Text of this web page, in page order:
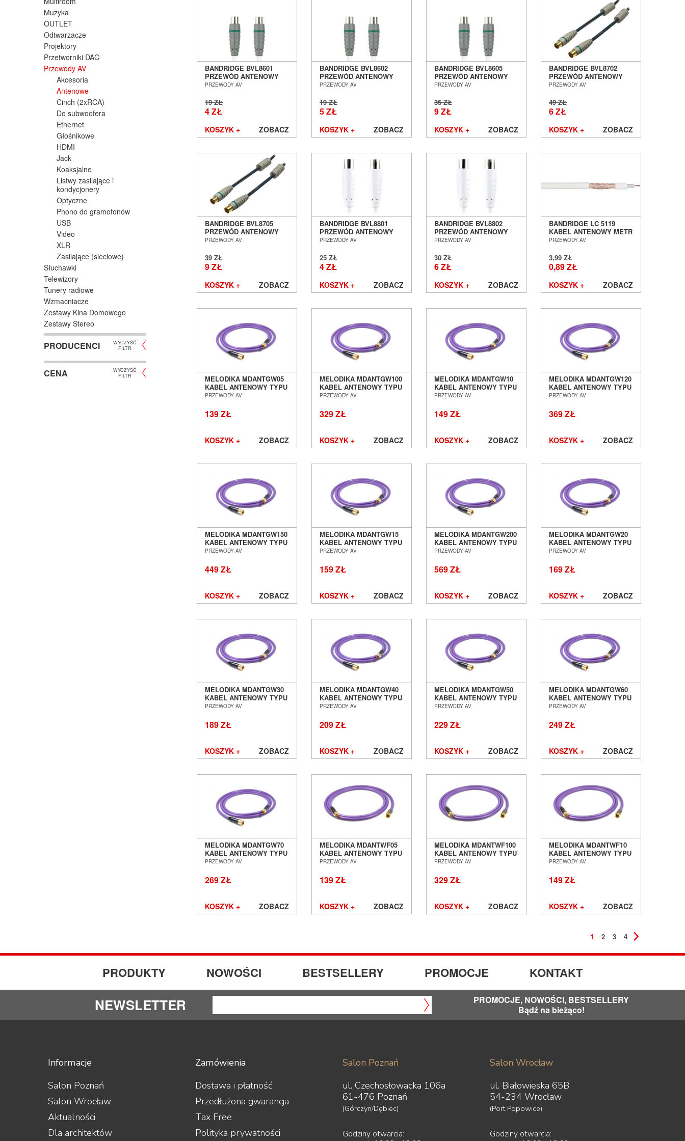
Muzyka
OUTLET
Odtwarzacze
Projektory
Przetworniki DAC
Przewody AV
Akcesoria
Antenowe
Cinch (2xRCA)
Do subwoofera
Ethernet
Głośnikowe
HDMI
Jack
Koaksjalne
Listwy zasilające i
kondycjonery
Optyczne
Phono do gramofonów
USB
Video
XLR
Zasilające (sieciowe)
Słuchawki
Telewizory
Tunery radiowe
Wzmacniacze
Zestawy Kina Domowego
Zestawy Stereo
PRODUCENCI
WYCZYŚĆ
FILTR
CENA
WYCZYŚĆ
FILTR
BANDRIDGE BVL8601
PRZEWÓD ANTENOWY
[COAX M - COAX F] - 1.0M
WROCŁAW
PRZEWODY AV
19 ZŁ
4 ZŁ
KOSZYK + ZOBACZ
BANDRIDGE BVL8602
PRZEWÓD ANTENOWY
[COAX M - COAX F] - 2.0M
WROCŁAW
PRZEWODY AV
19 ZŁ
5 ZŁ
KOSZYK + ZOBACZ
BANDRIDGE BVL8605
PRZEWÓD ANTENOWY
[COAX M - COAX F] - 5.0M
WROCŁAW
PRZEWODY AV
35 ZŁ
9 ZŁ
KOSZYK + ZOBACZ
BANDRIDGE BVL8702
PRZEWÓD ANTENOWY
[COAX M - COAX F] - 2.0M
WROCŁAW
PRZEWODY AV
49 ZŁ
6 ZŁ
KOSZYK + ZOBACZ
BANDRIDGE BVL8705
PRZEWÓD ANTENOWY
[COAX M - COAX F] - 5.0M
WROCŁAW
PRZEWODY AV
39 ZŁ
9 ZŁ
KOSZYK + ZOBACZ
BANDRIDGE BVL8801
PRZEWÓD ANTENOWY
[COAX M - COAX F] - 1.0M
WROCŁAW
PRZEWODY AV
25 ZŁ
4 ZŁ
KOSZYK + ZOBACZ
BANDRIDGE BVL8802
PRZEWÓD ANTENOWY
[COAX M - COAX F] - 2.0M
WROCŁAW
PRZEWODY AV
30 ZŁ
6 ZŁ
KOSZYK + ZOBACZ
BANDRIDGE LC 5119
KABEL ANTENOWY METR
BIEŻĄCY SALON POZNAŃ
PRZEWODY AV
3,99 ZŁ
0,89 ZŁ
KOSZYK + ZOBACZ
MELODIKA MDANTGW05
KABEL ANTENOWY TYPU
GNIAZDO IEC - WTYK IEC
WROCŁAW
PRZEWODY AV
139 ZŁ
KOSZYK + ZOBACZ
MELODIKA MDANTGW100
KABEL ANTENOWY TYPU
GNIAZDO IEC - WTYK IEC
WROCŁAW
PRZEWODY AV
329 ZŁ
KOSZYK + ZOBACZ
MELODIKA MDANTGW10
KABEL ANTENOWY TYPU
GNIAZDO IEC - WTYK IEC
WROCŁAW
PRZEWODY AV
149 ZŁ
KOSZYK + ZOBACZ
MELODIKA MDANTGW120
KABEL ANTENOWY TYPU
GNIAZDO IEC - WTYK IEC
WROCŁAW
PRZEWODY AV
369 ZŁ
KOSZYK + ZOBACZ
MELODIKA MDANTGW150
KABEL ANTENOWY TYPU
GNIAZDO IEC - WTYK IEC
WROCŁAW
PRZEWODY AV
449 ZŁ
KOSZYK + ZOBACZ
MELODIKA MDANTGW15
KABEL ANTENOWY TYPU
GNIAZDO IEC - WTYK IEC
WROCŁAW
PRZEWODY AV
159 ZŁ
KOSZYK + ZOBACZ
MELODIKA MDANTGW200
KABEL ANTENOWY TYPU
GNIAZDO IEC - WTYK IEC
WROCŁAW
PRZEWODY AV
569 ZŁ
KOSZYK + ZOBACZ
MELODIKA MDANTGW20
KABEL ANTENOWY TYPU
GNIAZDO IEC - WTYK IEC
WROCŁAW
PRZEWODY AV
169 ZŁ
KOSZYK + ZOBACZ
MELODIKA MDANTGW30
KABEL ANTENOWY TYPU
GNIAZDO IEC - WTYK IEC
WROCŁAW
PRZEWODY AV
189 ZŁ
KOSZYK + ZOBACZ
MELODIKA MDANTGW40
KABEL ANTENOWY TYPU
GNIAZDO IEC - WTYK IEC
WROCŁAW
PRZEWODY AV
209 ZŁ
KOSZYK + ZOBACZ
MELODIKA MDANTGW50
KABEL ANTENOWY TYPU
GNIAZDO IEC - WTYK IEC
WROCŁAW
PRZEWODY AV
229 ZŁ
KOSZYK + ZOBACZ
MELODIKA MDANTGW60
KABEL ANTENOWY TYPU
GNIAZDO IEC - WTYK IEC
WROCŁAW
PRZEWODY AV
249 ZŁ
KOSZYK + ZOBACZ
MELODIKA MDANTGW70
KABEL ANTENOWY TYPU
GNIAZDO IEC - WTYK IEC
WROCŁAW
PRZEWODY AV
269 ZŁ
KOSZYK + ZOBACZ
MELODIKA MDANTWF05
KABEL ANTENOWY TYPU
WTYK IEC - WTYK F 0,5M
WROCŁAW
PRZEWODY AV
139 ZŁ
KOSZYK + ZOBACZ
MELODIKA MDANTWF100
KABEL ANTENOWY TYPU
WTYK IEC - WTYK F
WROCŁAW
PRZEWODY AV
329 ZŁ
KOSZYK + ZOBACZ
MELODIKA MDANTWF10
KABEL ANTENOWY TYPU
WTYK IEC - WTYK F 1,0M
WROCŁAW
PRZEWODY AV
149 ZŁ
KOSZYK + ZOBACZ
1 2 3 4
PRODUKTY NOWOŚCI BESTSELLERY PROMOCJE KONTAKT
NEWSLETTER
PROMOCJE, NOWOŚCI, BESTSELLERY
Bądź na bieżąco!
Informacje
Salon Poznań
Salon Wrocław
Aktualności
Dla architektów
Zamówienia
Dostawa i płatność
Przedłużona gwarancja
Tax Free
Polityka prywatności
Salon Poznań
ul. Czechosłowacka 106a
61-476 Poznań
(Górczyn/Dębiec)
Godziny otwarcia:
Salon Wrocław
ul. Białowieska 65B
54-234 Wrocław
(Port Popowice)
Godziny otwarcia: